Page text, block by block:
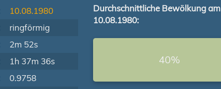
10.08.1980
ringförmig
2m 52s
1h 37m 36s
0.9758
Durchschnittliche Bewölkung am
10.08.1980:
40%